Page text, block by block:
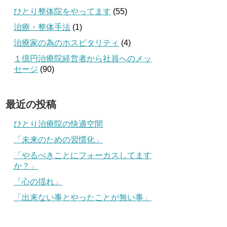
ひとり整体院をやってます (55)
治療・整体手法 (1)
治療家の為のホスピタリティ (4)
１億円治療院経営者から社員へのメッ
セージ (90)
最近の投稿
ひとり治療院の快適空間
「未来のための習慣化」
「やるべきことにフォーカスしてます
か？」
「心の揺れ」
「出来ない事とやったことが無い事」